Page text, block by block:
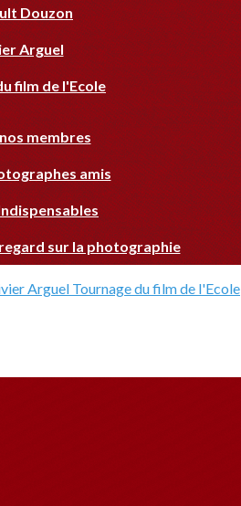
Douzon
Arguel
film de l'Ecole
membres
amis
sur la photographie
Arguel Tournage du film de l'Ecole